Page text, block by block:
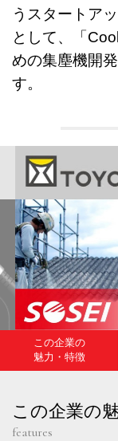
うスタートア
として、「
めの集塵機開
す。
この企業の
魅力・特徴
この企業の
features